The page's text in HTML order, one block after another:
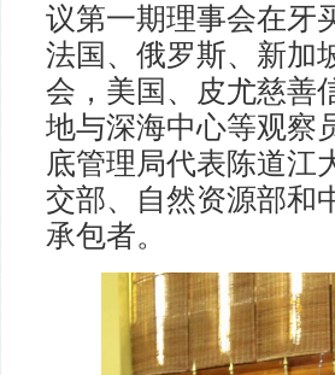
议第一期理事会在牙
法国、俄罗斯、新加
会，美国、皮尤慈善
地与深海中心等观察
底管理局代表陈道江
交部、自然资源部和
承包者。